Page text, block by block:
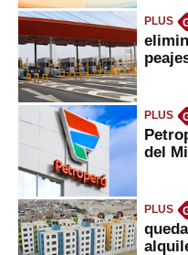
PLUS
PLUS
del
PLUS